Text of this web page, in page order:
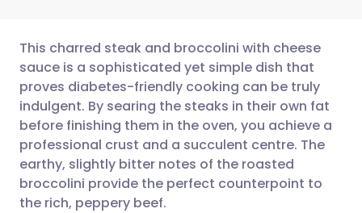
ईमेल के माध्यम से साझा करें
फेसबुक के माध्यम से साझा करें
लिंक्डइन के माध्यम से साझा
करें
🇬🇧 English 🇩🇪 Deutsch
🇪🇸 Español 🇫🇷 Français
🇮🇹 Italiano 🇵🇹
This charred steak and broccolini with cheese
sauce is a sophisticated yet simple dish that
proves diabetes-friendly cooking can be truly
indulgent. By searing the steaks in their own fat
before finishing them in the oven, you achieve a
professional crust and a succulent centre. The
earthy, slightly bitter notes of the roasted
broccolini provide the perfect counterpoint to
the rich, peppery beef.